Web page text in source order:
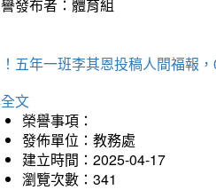
發布者：體育組
五年一班李其恩投稿人間福報
文
榮譽事項：
發佈單位：教務處
建立時間：2025-04-17
瀏覽次數：341